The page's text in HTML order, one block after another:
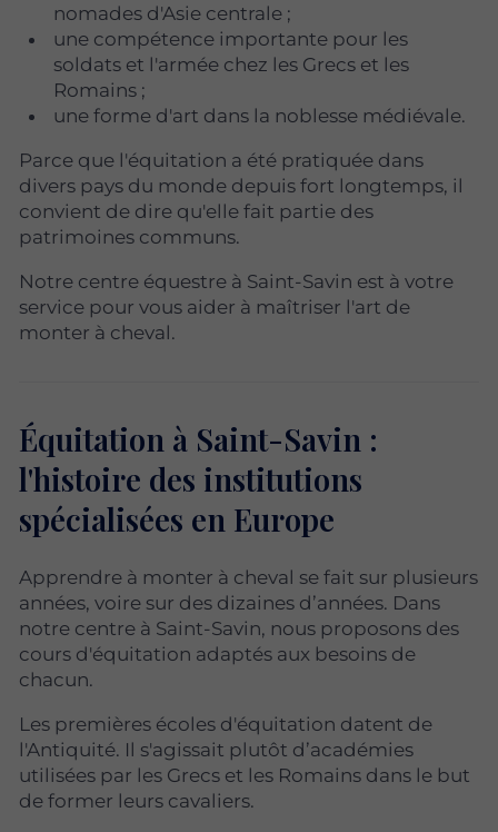
nomades d'Asie centrale ;
une compétence importante pour les
soldats et l'armée chez les Grecs et les
Romains ;
une forme d'art dans la noblesse médiévale.
Parce que l'équitation a été pratiquée dans
divers pays du monde depuis fort longtemps, il
convient de dire qu'elle fait partie des
patrimoines communs.
Notre centre équestre à Saint-Savin est à votre
service pour vous aider à maîtriser l'art de
monter à cheval.
Équitation à Saint-Savin :
l'histoire des institutions
spécialisées en Europe
Apprendre à monter à cheval se fait sur plusieurs
années, voire sur des dizaines d’années. Dans
notre centre à Saint-Savin, nous proposons des
cours d'équitation adaptés aux besoins de
chacun.
Les premières écoles d'équitation datent de
l'Antiquité. Il s'agissait plutôt d’académies
utilisées par les Grecs et les Romains dans le but
de former leurs cavaliers.